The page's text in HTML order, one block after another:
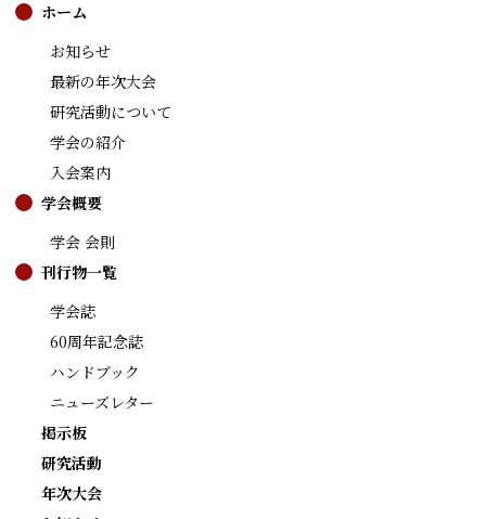
ホーム
お知らせ
最新の年次大会
研究活動について
学会の紹介
入会案内
学会概要
学会 会則
刊行物一覧
学会誌
60周年記念誌
ハンドブック
ニューズレター
掲示板
研究活動
年次大会